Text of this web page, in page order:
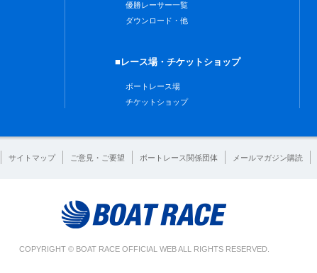
優勝レーサー一覧
ダウンロード・他
■レース場・チケットショップ
ボートレース場
チケットショップ
サイトマップ ご意見・ご要望 ボートレース関係団体 メールマガジン購読
COPYRIGHT © BOAT RACE OFFICIAL WEB ALL RIGHTS RESERVED.